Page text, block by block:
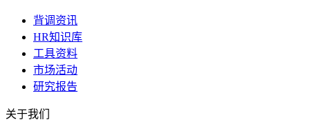
背调资讯
HR知识库
工具资料
市场活动
研究报告
关于我们